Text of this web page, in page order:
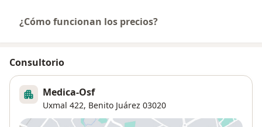
¿Cómo funcionan los precios?
Consultorio
Medica-Osf
Uxmal 422, Benito Juárez 03020